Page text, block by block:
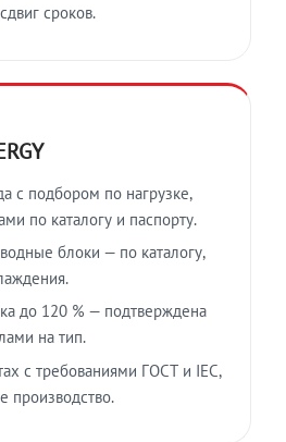
сроков.
с подбором по нагрузке,
по каталогу и паспорту.
блоки — по каталогу,
до 120 % — подтверждена
на тип.
с требованиями ГОСТ и IEC,
производство.